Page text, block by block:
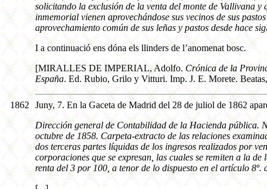
solicitando la exclusión de la venta del monte de Vallivana y
inmemorial vienen aprovechándose sus vecinos de sus
aprovechamiento común de sus leñas y pastos desde hace
I a continuació ens dóna els llinders de l’anomenat bosc.
[MIRALLES DE IMPERIAL, Adolfo. Crónica de la
España. Ed. Rubio, Grilo y Vitturi. Imp. J. E. Morete.
1862
Juny, 7. En la Gaceta de Madrid del 28 de juliol de 1862
Dirección general de Contabilidad de la Hacienda pública.
octubre de 1858. Carpeta-extracto de las relaciones
dos terceras partes líquidas de los ingresos realizados por
corporaciones que se expresan, las cuales se remiten a la
renta del 3 por 100, a tenor de lo dispuesto en el artículo 8º.